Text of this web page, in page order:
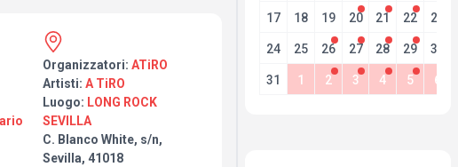
Organizzatori: ATiRO
Artisti: A TiRO
Luogo: LONG ROCK
SEVILLA
C. Blanco White, s/n,
Sevilla, 41018
17 18 19 20 21 22 23
24 25 26 27 28 29 30
31 1 2 3 4 5 6